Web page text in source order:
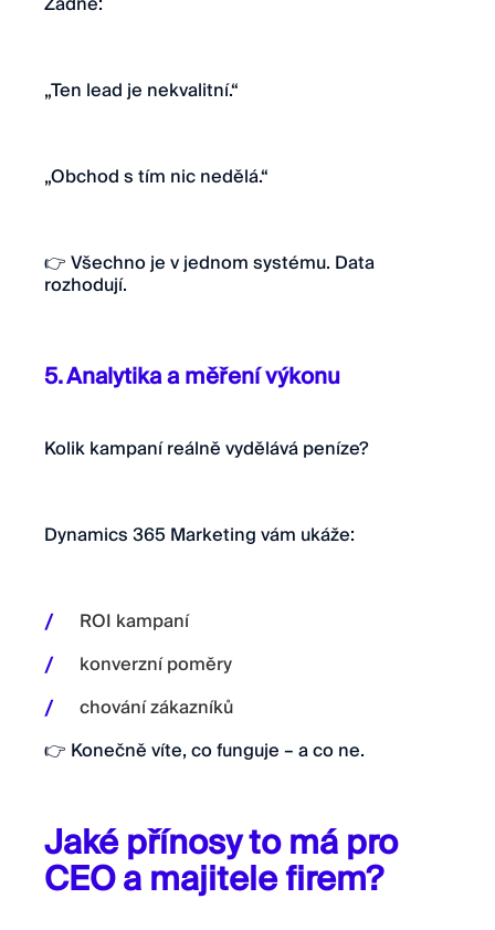
„Ten lead je nekvalitní.“
„Obchod s tím nic nedělá.“
👉 Všechno je v jednom systému. Data
rozhodují.
5. Analytika a měření výkonu
Kolik kampaní reálně vydělává peníze?
Dynamics 365 Marketing vám ukáže:
ROI kampaní
konverzní poměry
chování zákazníků
👉 Konečně víte, co funguje – a co ne.
Jaké přínosy to má pro
CEO a majitele firem?